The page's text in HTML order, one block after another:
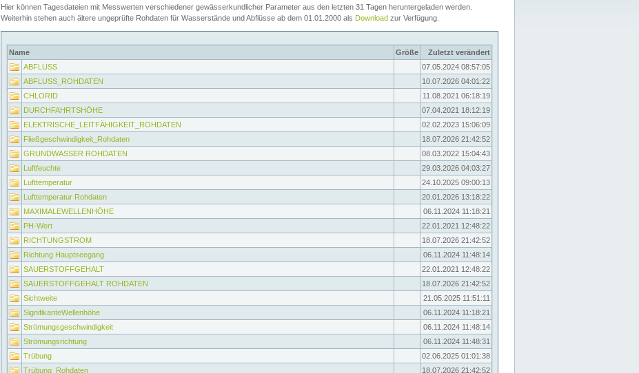
Hier können Tagesdateien mit Messwerten verschiedener gewässerkundlicher Parameter aus den letzten 31 Tagen heruntergeladen werden.
Weiterhin stehen auch ältere ungeprüfte Rohdaten für Wasserstände und Abflüsse ab dem 01.01.2000 als Download zur Verfügung.
Name Größe
Zuletzt verändert
ABFLUSS
07.05.2024 08:57:05
ABFLUSS_ROHDATEN
10.07.2026 04:01:22
CHLORID
11.08.2021 06:18:19
DURCHFAHRTSHÖHE
07.04.2021 18:12:19
ELEKTRISCHE_LEITFÄHIGKEIT_ROHDATEN
02.02.2023 15:06:09
Fließgeschwindigkeit_Rohdaten
18.07.2026 21:42:52
GRUNDWASSER ROHDATEN
08.03.2022 15:04:43
Luftfeuchte
29.03.2026 04:03:27
Lufttemperatur
24.10.2025 09:00:13
Lufttemperatur Rohdaten
20.01.2026 13:18:22
MAXIMALEWELLENHÖHE
06.11.2024 11:18:21
PH-Wert
22.01.2021 12:48:22
RICHTUNGSTROM
18.07.2026 21:42:52
Richtung Hauptseegang
06.11.2024 11:48:14
SAUERSTOFFGEHALT
22.01.2021 12:48:22
SAUERSTOFFGEHALT ROHDATEN
18.07.2026 21:42:52
Sichtweite
21.05.2025 11:51:11
SignifikanteWellenhöhe
06.11.2024 11:18:21
Strömungsgeschwindigkeit
06.11.2024 11:48:14
Strömungsrichtung
06.11.2024 11:48:31
Trübung
02.06.2025 01:01:38
Trübung_Rohdaten
18.07.2026 21:42:52